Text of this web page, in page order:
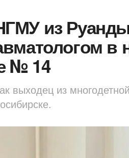
из
в
№ 14
выходец из